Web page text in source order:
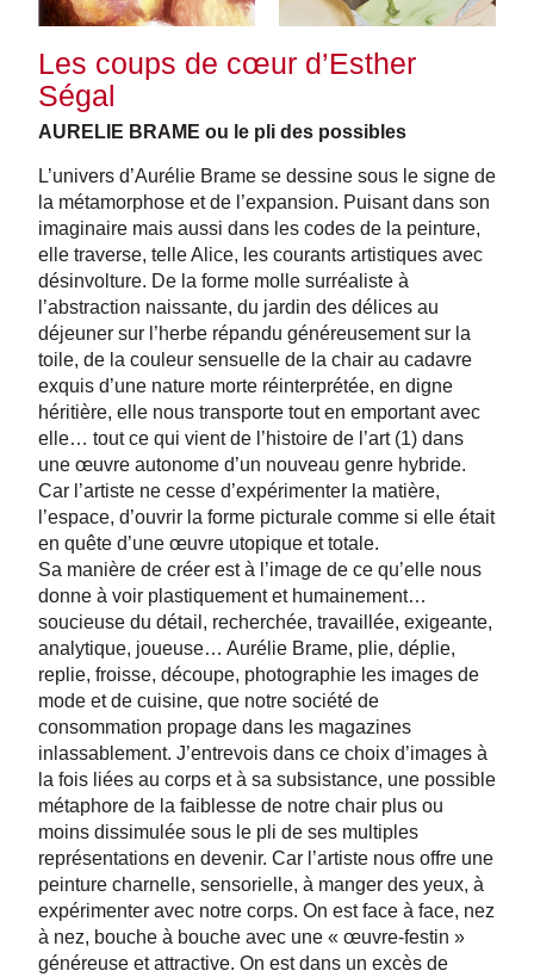
Les coups de cœur d’Esther
Ségal
AURELIE BRAME ou le pli des possibles
L’univers d’Aurélie Brame se dessine sous le signe de
la métamorphose et de l’expansion. Puisant dans son
imaginaire mais aussi dans les codes de la peinture,
elle traverse, telle Alice, les courants artistiques avec
désinvolture. De la forme molle surréaliste à
l’abstraction naissante, du jardin des délices au
déjeuner sur l’herbe répandu généreusement sur la
toile, de la couleur sensuelle de la chair au cadavre
exquis d’une nature morte réinterprétée, en digne
héritière, elle nous transporte tout en emportant avec
elle… tout ce qui vient de l’histoire de l’art (1) dans
une œuvre autonome d’un nouveau genre hybride.
Car l’artiste ne cesse d’expérimenter la matière,
l’espace, d’ouvrir la forme picturale comme si elle était
en quête d’une œuvre utopique et totale.
Sa manière de créer est à l’image de ce qu’elle nous
donne à voir plastiquement et humainement…
soucieuse du détail, recherchée, travaillée, exigeante,
analytique, joueuse… Aurélie Brame, plie, déplie,
replie, froisse, découpe, photographie les images de
mode et de cuisine, que notre société de
consommation propage dans les magazines
inlassablement. J’entrevois dans ce choix d’images à
la fois liées au corps et à sa subsistance, une possible
métaphore de la faiblesse de notre chair plus ou
moins dissimulée sous le pli de ses multiples
représentations en devenir. Car l’artiste nous offre une
peinture charnelle, sensorielle, à manger des yeux, à
expérimenter avec notre corps. On est face à face, nez
à nez, bouche à bouche avec une « œuvre-festin »
généreuse et attractive. On est dans un excès de